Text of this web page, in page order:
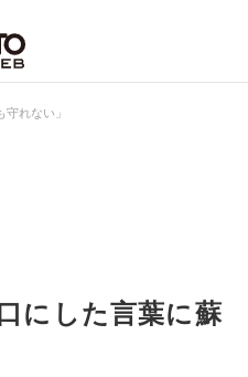
れない」
にした言葉に蘇